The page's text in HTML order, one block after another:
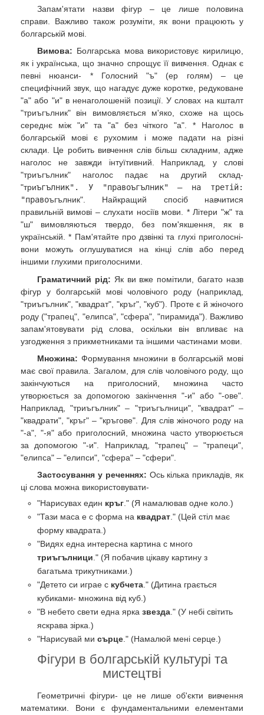
Запам'ятати назви фігур – це лише половина
справи. Важливо також розуміти, як вони працюють у
болгарській мові.
Вимова: Болгарська мова використовує кирилицю,
як і українська, що значно спрощує її вивчення. Однак є
певні нюанси- * Голосний "ъ" (ер голям) – це
специфічний звук, що нагадує дуже коротке, редуковане
"а" або "и" в ненаголошеній позиції. У словах на кшталт
"триъгълник" він вимовляється м'яко, схоже на щось
середнє між "и" та "а" без чіткого "а". * Наголос в
болгарській мові є рухомим і може падати на різні
склади. Це робить вивчення слів більш складним, адже
наголос не завжди інтуїтивний. Наприклад, у слові
"триъгълник" наголос падає на другий склад-
"триъгълник". У "правоъгълник" – на третій:
"правоъгълник". Найкращий спосіб навчитися
правильній вимові – слухати носіїв мови. * Літери "ж" та
"ш" вимовляються твердо, без пом'якшення, як в
українській. * Пам'ятайте про дзвінкі та глухі приголосні-
вони можуть оглушуватися на кінці слів або перед
іншими глухими приголосними.
Граматичний рід: Як ви вже помітили, багато назв
фігур у болгарській мові чоловічого роду (наприклад,
"триъгълник", "квадрат", "кръг", "куб"). Проте є й жіночого
роду ("трапец", "елипса", "сфера", "пирамида"). Важливо
запам'ятовувати рід слова, оскільки він впливає на
узгодження з прикметниками та іншими частинами мови.
Множина: Формування множини в болгарській мові
має свої правила. Загалом, для слів чоловічого роду, що
закінчуються на приголосний, множина часто
утворюється за допомогою закінчення "-и" або "-ове".
Наприклад, "триъгълник" – "триъгълници", "квадрат" –
"квадрати", "кръг" – "кръгове". Для слів жіночого роду на
"-а", "-я" або приголосний, множина часто утворюється
за допомогою "-и". Наприклад, "трапец" – "трапеци",
"елипса" – "елипси", "сфера" – "сфери".
Застосування у реченнях: Ось кілька прикладів, як
ці слова можна використовувати-
"Нарисувах един кръг ." (Я намалював одне коло.)
"Тази маса е с форма на квадрат ." (Цей стіл має
форму квадрата.)
"Видях една интересна картина с много
триъгълници ." (Я побачив цікаву картину з
багатьма трикутниками.)
"Детето си играе с кубчета ." (Дитина грається
кубиками- множина від куб.)
"В небето свети една ярка звезда ." (У небі світить
яскрава зірка.)
"Нарисувай ми сърце ." (Намалюй мені серце.)
Фігури в болгарській культурі та
мистецтві
Геометричні фігури- це не лише об'єкти вивчення
математики. Вони є фундаментальними елементами